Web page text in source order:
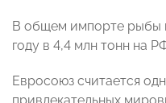
В общем импорте рыбы
году в 4,4 млн тонн на
Евросоюз считается